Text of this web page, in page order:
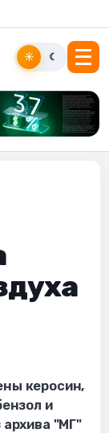
☀ ☾
керосин,
и
"МГ"